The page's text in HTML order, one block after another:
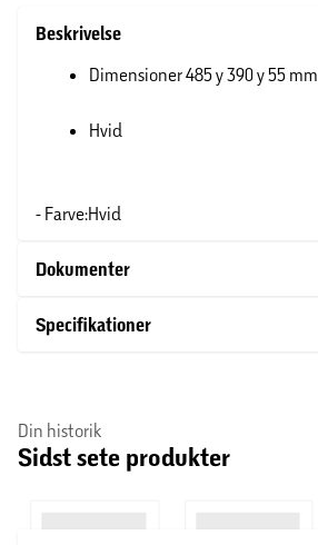
Beskrivelse
Dimensioner 485 y 390 y 55 mm
Hvid
- Farve:Hvid
Dokumenter
Specifikationer
Din historik
Sidst sete produkter